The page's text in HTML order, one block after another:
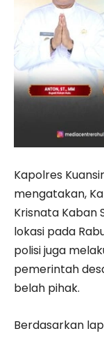
Kapolres
mengatakan,
Krisnata Kaban
lokasi pada
polisi juga
pemerintah
belah pihak.
Berdasarkan